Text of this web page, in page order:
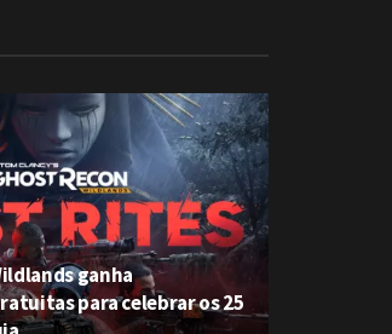
ganha
para celebrar os 25